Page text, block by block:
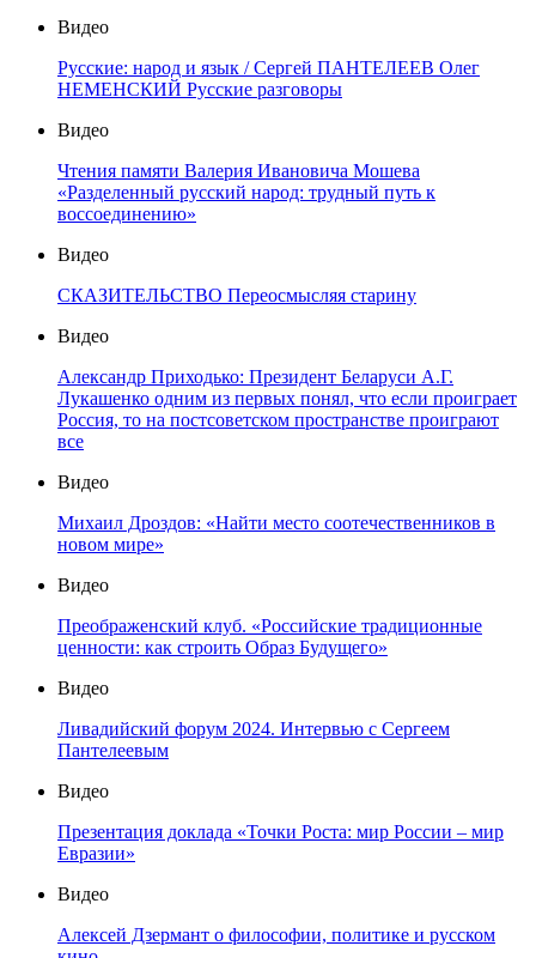
Видео
Русские: народ и язык / Сергей ПАНТЕЛЕЕВ Олег
НЕМЕНСКИЙ Русские разговоры
Видео
Чтения памяти Валерия Ивановича Мошева
«Разделенный русский народ: трудный путь к
воссоединению»
Видео
СКАЗИТЕЛЬСТВО Переосмысляя старину
Видео
Александр Приходько: Президент Беларуси А.Г.
Лукашенко одним из первых понял, что если проиграет
Россия, то на постсоветском пространстве проиграют
все
Видео
Михаил Дроздов: «Найти место соотечественников в
новом мире»
Видео
Преображенский клуб. «Российские традиционные
ценности: как строить Образ Будущего»
Видео
Ливадийский форум 2024. Интервью с Сергеем
Пантелеевым
Видео
Презентация доклада «Точки Роста: мир России – мир
Евразии»
Видео
Алексей Дзермант о философии, политике и русском